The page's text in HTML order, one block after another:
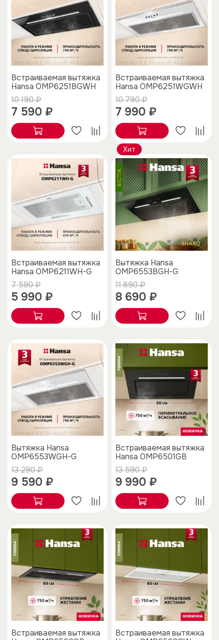
Встраиваемая вытяжка
Hansa OMP6251BGWH
10 190 ₽
7 590 ₽
Встраиваемая вытяжка
Hansa OMP6251WGWH
10 790 ₽
7 990 ₽
Встраиваемая вытяжка
Hansa OMP6211WH-G
7 590 ₽
5 990 ₽
Хит
Вытяжка Hansa
OMP6553BGH-G
11 890 ₽
8 690 ₽
Вытяжка Hansa
OMP6553WGH-G
13 290 ₽
9 590 ₽
Встраиваемая вытяжка
Hansa OMP6501GB
13 590 ₽
9 990 ₽
Встраиваемая вытяжка
Встраиваемая вытяжка